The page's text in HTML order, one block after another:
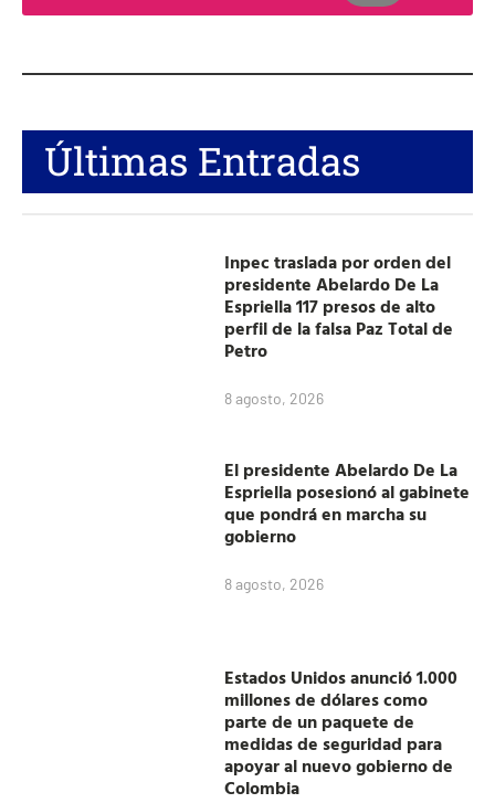
Últimas Entradas
Inpec traslada por orden del
presidente Abelardo De La
Espriella 117 presos de alto
perfil de la falsa Paz Total de
Petro
8 agosto, 2026
El presidente Abelardo De La
Espriella posesionó al gabinete
que pondrá en marcha su
gobierno
8 agosto, 2026
Estados Unidos anunció 1.000
millones de dólares como
parte de un paquete de
medidas de seguridad para
apoyar al nuevo gobierno de
Colombia